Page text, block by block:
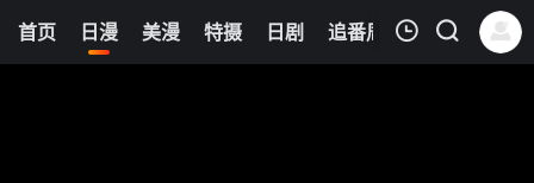
首页 日漫 美漫 特摄 日剧 追番周表 今日更新
0